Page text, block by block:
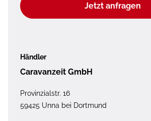
Jetzt anfragen
Händler
Caravanzeit GmbH
Provinzialstr. 16
59425 Unna bei Dortmund